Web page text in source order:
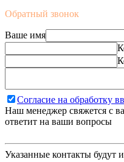
Обратный звонок
Ваше имя
Согласие на обработку
Наш менеджер свяжется с
ответит на ваши вопросы
Указанные контакты будут